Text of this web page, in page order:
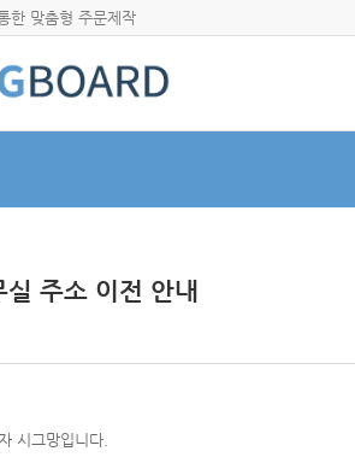
한 맞춤형 주문제작
주소 이전 안내
시그망입니다.